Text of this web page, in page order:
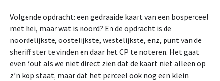
Volgende opdracht: een gedraaide kaart van een bosperceel
met hei, maar wat is noord? En de opdracht is de
noordelijkste, oostelijkste, westelijkste, enz, punt van de
sheriff ster te vinden en daar het CP te noteren. Het gaat
even fout als we niet direct zien dat de kaart niet alleen op
z’n kop staat, maar dat het perceel ook nog een klein